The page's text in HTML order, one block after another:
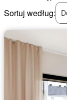
Sortuj według: